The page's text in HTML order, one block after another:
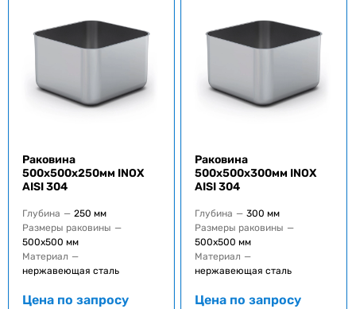
Раковина
500x500x250мм INOX
AISI 304
Глубина — 250 мм
Размеры раковины —
500x500 мм
Материал —
нержавеющая сталь
Цена по запросу
Раковина
500x500x300мм INOX
AISI 304
Глубина — 300 мм
Размеры раковины —
500x500 мм
Материал —
нержавеющая сталь
Цена по запросу